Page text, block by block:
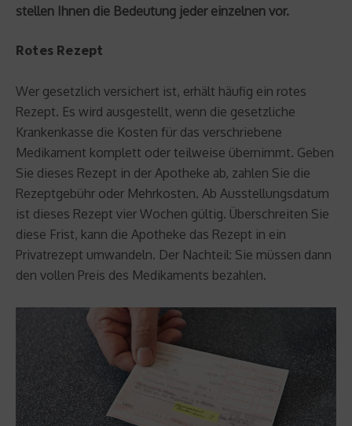
stellen Ihnen die Bedeutung jeder einzelnen vor.
Rotes Rezept
Wer gesetzlich versichert ist, erhält häufig ein rotes
Rezept. Es wird ausgestellt, wenn die gesetzliche
Krankenkasse die Kosten für das verschriebene
Medikament komplett oder teilweise übernimmt. Geben
Sie dieses Rezept in der Apotheke ab, zahlen Sie die
Rezeptgebühr oder Mehrkosten. Ab Ausstellungsdatum
ist dieses Rezept vier Wochen gültig. Überschreiten Sie
diese Frist, kann die Apotheke das Rezept in ein
Privatrezept umwandeln. Der Nachteil: Sie müssen dann
den vollen Preis des Medikaments bezahlen.